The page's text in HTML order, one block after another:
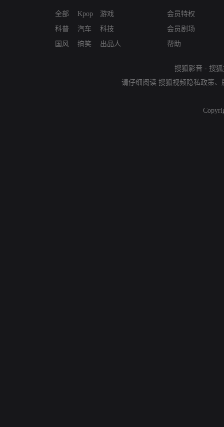
全部
科普
国风
Kpop
汽车
搞笑
游戏
科技
出品人
会员特权
会员剧场
帮助
搜狐影音 - 搜
请仔细阅读 搜狐视频隐私政策、